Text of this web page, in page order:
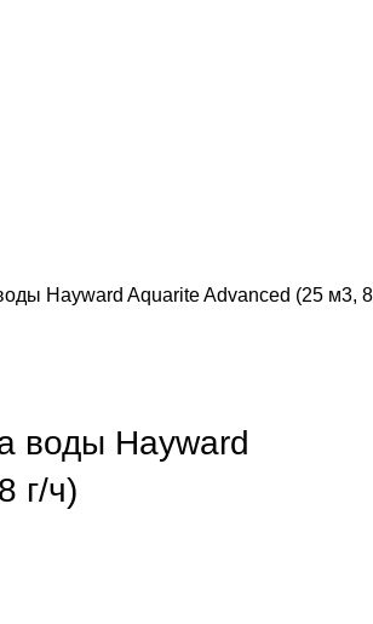
Hayward Aquarite Advanced (25 м3, 8
воды Hayward
г/ч)